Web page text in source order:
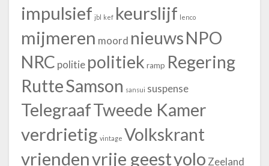
impulsief jbl kef keurslijf lenco
mijmeren moord nieuwsNPO
NRC politie politiek ramp Regering
RutteSamson sansui suspense
TelegraafTweede Kamer
verdrietig vintage Volkskrant
vriendenvrije geestyolo Zeeland